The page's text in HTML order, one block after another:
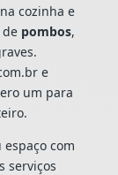
cozinha e
de pombos,
e
um para
com
serviços